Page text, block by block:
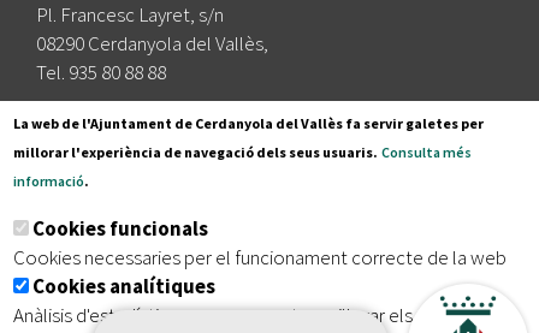
Pl. Francesc Layret, s/n
08290 Cerdanyola del Vallès,
Tel. 935 80 88 88
Segueix-nos a:
Subscriu-te al nostre butlletí
Inici | Avís legal | Protecció de dades Mapa del lloc
| Accessibilitat
La web de l'Ajuntament de Cerdanyola del Vallès fa servir galetes per
millorar l'experiència de navegació dels seus usuaris. Consulta més
informació.
Cookies funcionals
Cookies necessaries per el funcionament correcte de la web
Cookies analítiques
Anàlisis d'estadístiques que permeten millorar els serveis del